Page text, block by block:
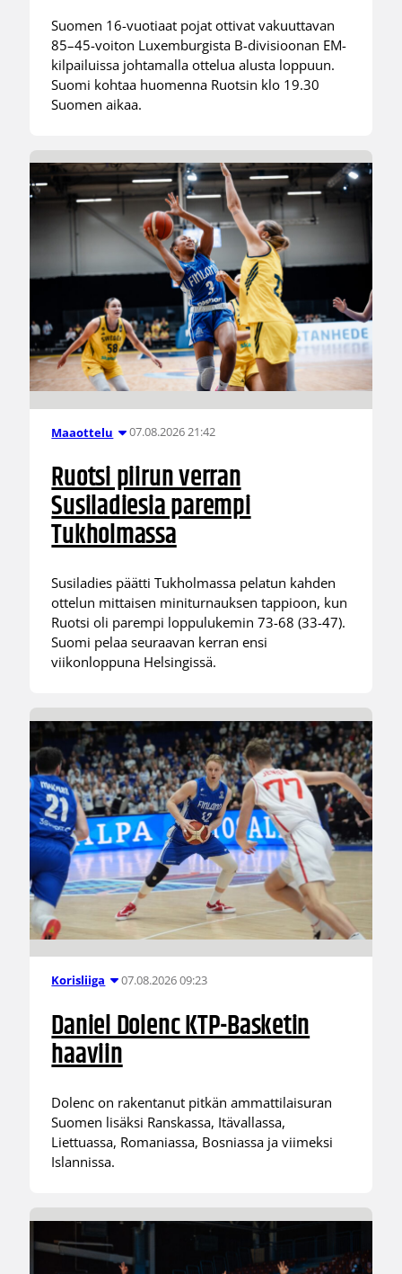
Suomen 16-vuotiaat pojat ottivat vakuuttavan
85–45-voiton Luxemburgista B-divisioonan EM-
kilpailuissa johtamalla ottelua alusta loppuun.
Suomi kohtaa huomenna Ruotsin klo 19.30
Suomen aikaa.
Maaottelu 07.08.2026 21:42
Ruotsi piirun verran
Susiladiesia parempi
Tukholmassa
Susiladies päätti Tukholmassa pelatun kahden
ottelun mittaisen miniturnauksen tappioon, kun
Ruotsi oli parempi loppulukemin 73-68 (33-47).
Suomi pelaa seuraavan kerran ensi
viikonloppuna Helsingissä.
Korisliiga 07.08.2026 09:23
Daniel Dolenc KTP-Basketin
haaviin
Dolenc on rakentanut pitkän ammattilaisuran
Suomen lisäksi Ranskassa, Itävallassa,
Liettuassa, Romaniassa, Bosniassa ja viimeksi
Islannissa.